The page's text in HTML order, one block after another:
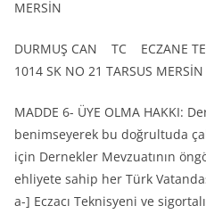
MERSİN
DURMUŞ CAN TC ECZANE
1014 SK NO 21 TARSUS MERSİN
MADDE 6- ÜYE OLMA HAKKI:
benimseyerek bu doğrultuda
için Dernekler Mevzuatının
ehliyete sahip her Türk
a-] Eczacı Teknisyeni ve